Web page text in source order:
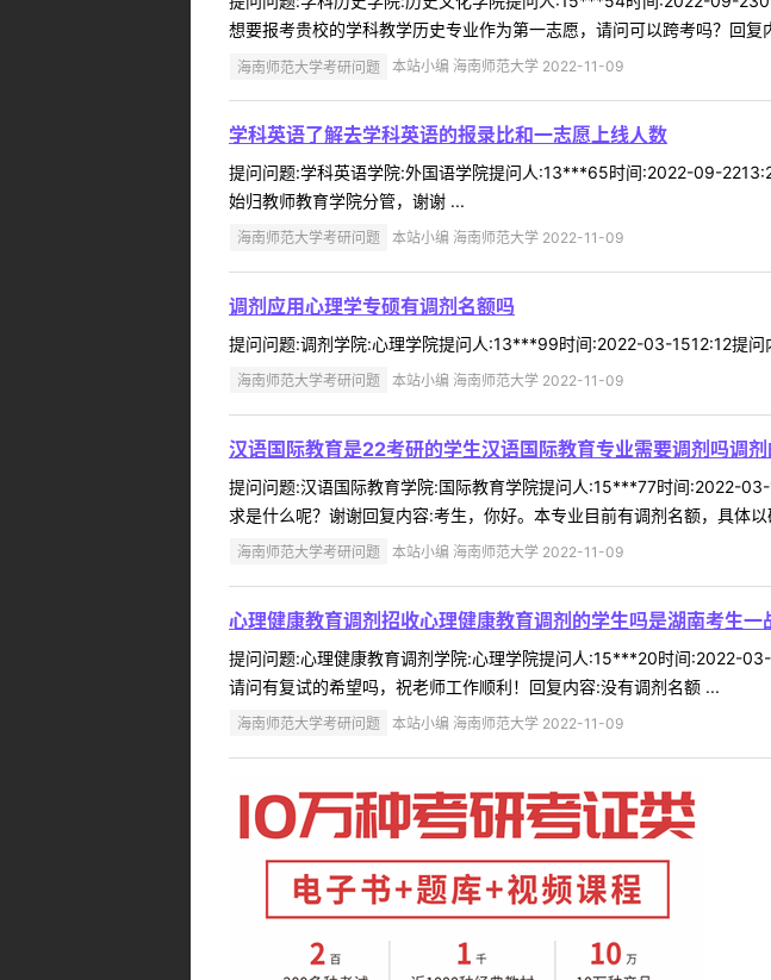
想要报考贵校的学科教学历史专业作为第一志愿，请问可以跨考吗？回复
海南师范大学考研问题 本站小编 海南师范大学 2022-11-09
学科英语了解去学科英语的报录比和一志愿上线人数
提问问题:学科英语学院:外国语学院提问人:13***65时间:2022-09-
始归教师教育学院分管，谢谢 ...
海南师范大学考研问题 本站小编 海南师范大学 2022-11-09
调剂应用心理学专硕有调剂名额吗
提问问题:调剂学院:心理学院提问人:13***99时间:2022-03-1512:12提
海南师范大学考研问题 本站小编 海南师范大学 2022-11-09
汉语国际教育是22考研的学生汉语国际教育专业需要调剂吗调剂
提问问题:汉语国际教育学院:国际教育学院提问人:15***77时间:2022-
求是什么呢？谢谢回复内容:考生，你好。本专业目前有调剂名额，具体
海南师范大学考研问题 本站小编 海南师范大学 2022-11-09
心理健康教育调剂招收心理健康教育调剂的学生吗是湖南考生一
提问问题:心理健康教育调剂学院:心理学院提问人:15***20时间:2022-
请问有复试的希望吗，祝老师工作顺利！回复内容:没有调剂名额 ...
海南师范大学考研问题 本站小编 海南师范大学 2022-11-09